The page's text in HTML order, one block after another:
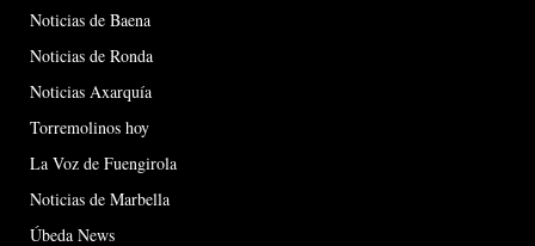
Noticias de Baena
Noticias de Ronda
Noticias Axarquía
Torremolinos hoy
La Voz de Fuengirola
Noticias de Marbella
Úbeda News